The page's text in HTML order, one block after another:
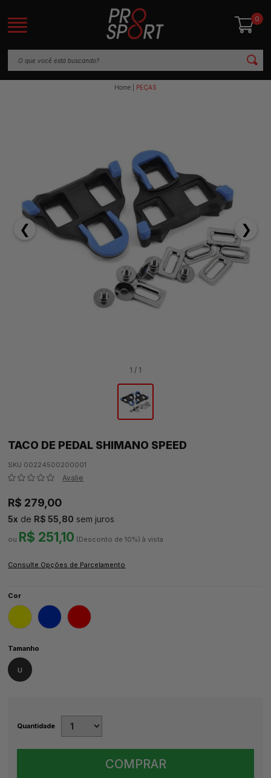
0
Home PEÇAS
❮ ❯
1 / 1
TACO DE PEDAL SHIMANO SPEED
SKU 00224500200001
Avalie
R$ 279,00
5x de R$ 55,80 sem juros
R$ 251,10 (Desconto de 10%)
Cor
Tamanho
U
Quantidade
COMPRAR